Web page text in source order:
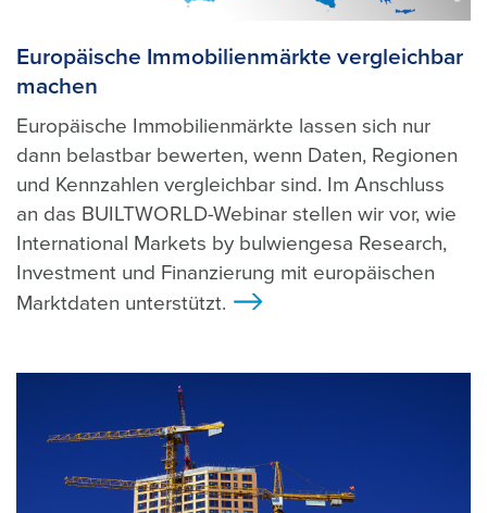
Europäische Immobilienmärkte vergleichbar
machen
Europäische Immobilienmärkte lassen sich nur
dann belastbar bewerten, wenn Daten, Regionen
und Kennzahlen vergleichbar sind. Im Anschluss
an das BUILTWORLD-Webinar stellen wir vor, wie
International Markets by bulwiengesa Research,
Investment und Finanzierung mit europäischen
Marktdaten unterstützt.